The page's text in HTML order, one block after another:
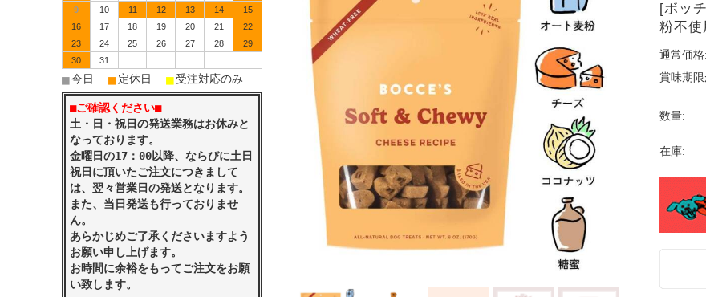
[ボッ
粉不
通常価格:
賞味期
数量:
在庫:
9
10 11 12 13 14
15
16
17 18 19 20 21
22
23
24 25 26 27 28
29
30
31
■今日 ■定休日 ■受注対応のみ
■ご確認ください■
土・日・祝日の発送業務はお休みと
なっております。
金曜日の17：00以降、ならびに土日
祝日に頂いたご注文につきまして
は、翌々営業日の発送となります。
また、当日発送も行っておりませ
ん。
あらかじめご了承くださいますよう
お願い申し上げます。
お時間に余裕をもってご注文をお願
い致します。